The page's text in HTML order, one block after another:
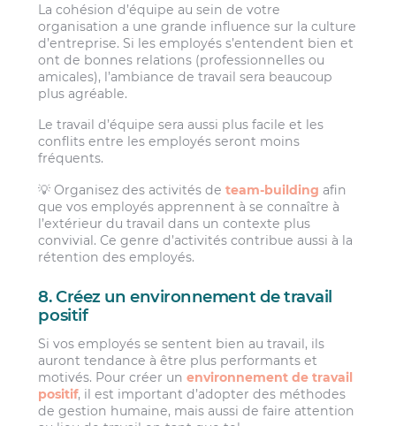
La cohésion d’équipe au sein de votre
organisation a une grande influence sur la culture
d’entreprise. Si les employés s’entendent bien et
ont de bonnes relations (professionnelles ou
amicales), l’ambiance de travail sera beaucoup
plus agréable.
Le travail d’équipe sera aussi plus facile et les
conflits entre les employés seront moins
fréquents.
💡 Organisez des activités deteam-building afin
que vos employés apprennent à se connaître à
l’extérieur du travail dans un contexte plus
convivial. Ce genre d’activités contribue aussi à la
rétention des employés.
8. Créez un environnement de travail
positif
Si vos employés se sentent bien au travail, ils
auront tendance à être plus performants et
motivés. Pour créer unenvironnement de travail
positif, il est important d’adopter des méthodes
de gestion humaine, mais aussi de faire attention